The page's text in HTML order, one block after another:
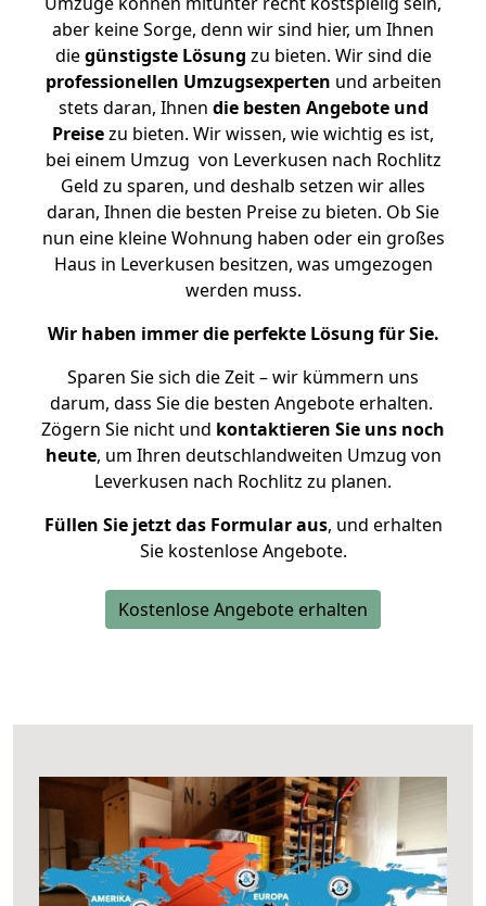
aber keine Sorge, denn wir sind hier, um Ihnen
diegünstigste Lösung zu bieten. Wir sind die
professionellen Umzugsexperten und arbeiten
stets daran, Ihnen die besten Angebote und
Preisezu bieten. Wir wissen, wie wichtig es ist,
bei einem Umzug von Leverkusen nach Rochlitz
Geld zu sparen, und deshalb setzen wir alles
daran, Ihnen die besten Preise zu bieten. Ob Sie
nun eine kleine Wohnung haben oder ein großes
Haus in Leverkusen besitzen, was umgezogen
werden muss.
Wir haben immer die perfekte Lösung für Sie.
Sparen Sie sich die Zeit – wir kümmern uns
darum, dass Sie die besten Angebote erhalten.
Zögern Sie nicht und kontaktieren Sie uns noch
heute, um Ihren deutschlandweiten Umzug von
Leverkusen nach Rochlitz zu planen.
Füllen Sie jetzt das Formular aus, und erhalten
Sie kostenlose Angebote.
Kostenlose Angebote erhalten